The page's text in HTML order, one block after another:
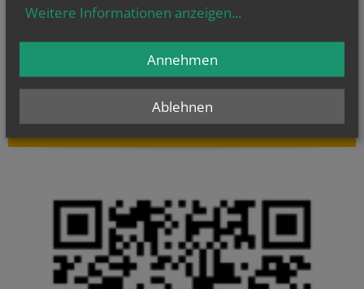
Weitere Informationen anzeigen...
Ablehnen
Annehmen